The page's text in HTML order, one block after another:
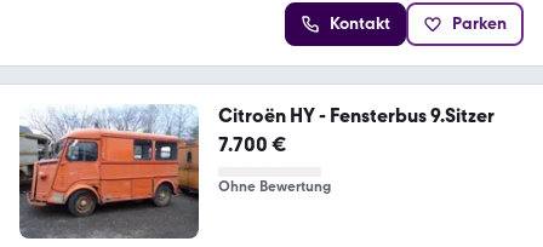
Kontakt Parken
Citroën HY - Fensterbus 9.Sitzer
7.700 €
Ohne Bewertung